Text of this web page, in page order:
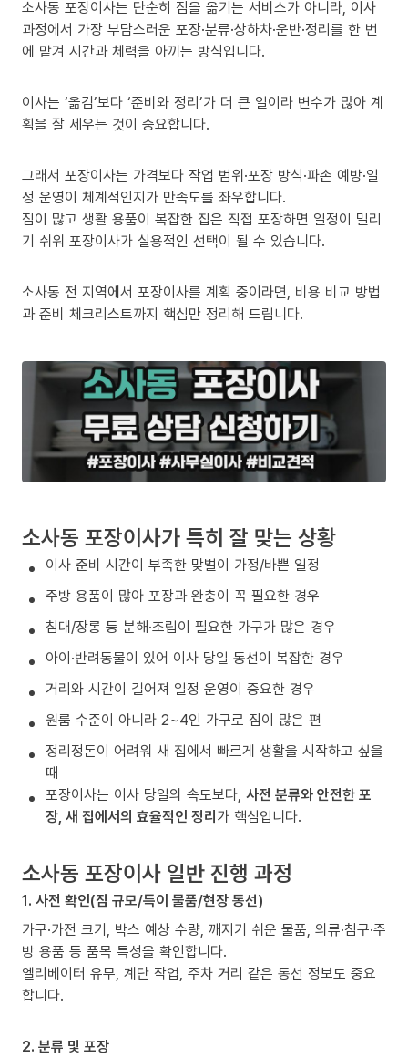
소사동 포장이사는 단순히 짐을 옮기는 서비스가 아니라, 이사
과정에서 가장 부담스러운 포장·분류·상하차·운반·정리를 한 번
에 맡겨 시간과 체력을 아끼는 방식입니다.
이사는 ‘옮김’보다 ‘준비와 정리’가 더 큰 일이라 변수가 많아 계
획을 잘 세우는 것이 중요합니다.
그래서 포장이사는 가격보다 작업 범위·포장 방식·파손 예방·일
정 운영이 체계적인지가 만족도를 좌우합니다.
짐이 많고 생활 용품이 복잡한 집은 직접 포장하면 일정이 밀리
기 쉬워 포장이사가 실용적인 선택이 될 수 있습니다.
소사동 전 지역에서 포장이사를 계획 중이라면, 비용 비교 방법
과 준비 체크리스트까지 핵심만 정리해 드립니다.
소사동 포장이사가 특히 잘 맞는 상황
이사 준비 시간이 부족한 맞벌이 가정/바쁜 일정
주방 용품이 많아 포장과 완충이 꼭 필요한 경우
침대/장롱 등 분해·조립이 필요한 가구가 많은 경우
아이·반려동물이 있어 이사 당일 동선이 복잡한 경우
거리와 시간이 길어져 일정 운영이 중요한 경우
원룸 수준이 아니라 2~4인 가구로 짐이 많은 편
정리정돈이 어려워 새 집에서 빠르게 생활을 시작하고 싶을
때
포장이사는 이사 당일의 속도보다, 사전 분류와 안전한 포
장, 새 집에서의 효율적인 정리가 핵심입니다.
소사동 포장이사 일반 진행 과정
1. 사전 확인(짐 규모/특이 물품/현장 동선)
가구·가전 크기, 박스 예상 수량, 깨지기 쉬운 물품, 의류·침구·주
방 용품 등 품목 특성을 확인합니다.
엘리베이터 유무, 계단 작업, 주차 거리 같은 동선 정보도 중요
합니다.
2. 분류 및 포장